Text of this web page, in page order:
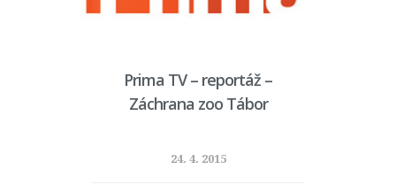
Prima TV – reportáž –
Záchrana zoo Tábor
24. 4. 2015